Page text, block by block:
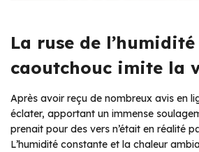
La ruse de
caoutchouc imite la
Après avoir reçu de nombreux avis en
éclater, apportant un immense
prenait pour des vers n’était en réalité
L’humidité constante et la chaleur